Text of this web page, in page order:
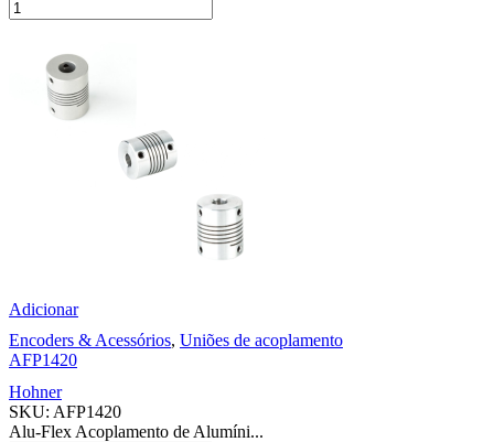
Adicionar
Encoders & Acessórios, Uniões de acoplamento
AFP1420
Hohner
SKU: AFP1420
Alu-Flex Acoplamento de Alumíni...